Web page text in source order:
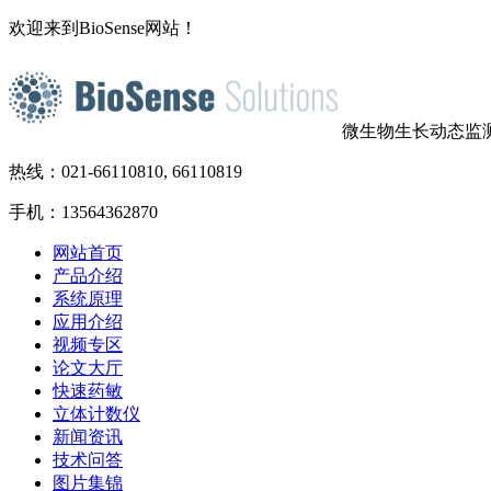
欢迎来到BioSense网站！
微生物生长动态监
热线：021-66110810, 66110819
手机：13564362870
网站首页
产品介绍
系统原理
应用介绍
视频专区
论文大厅
快速药敏
立体计数仪
新闻资讯
技术问答
图片集锦